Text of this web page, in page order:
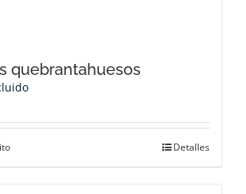
quebrantahuesos
Detalles